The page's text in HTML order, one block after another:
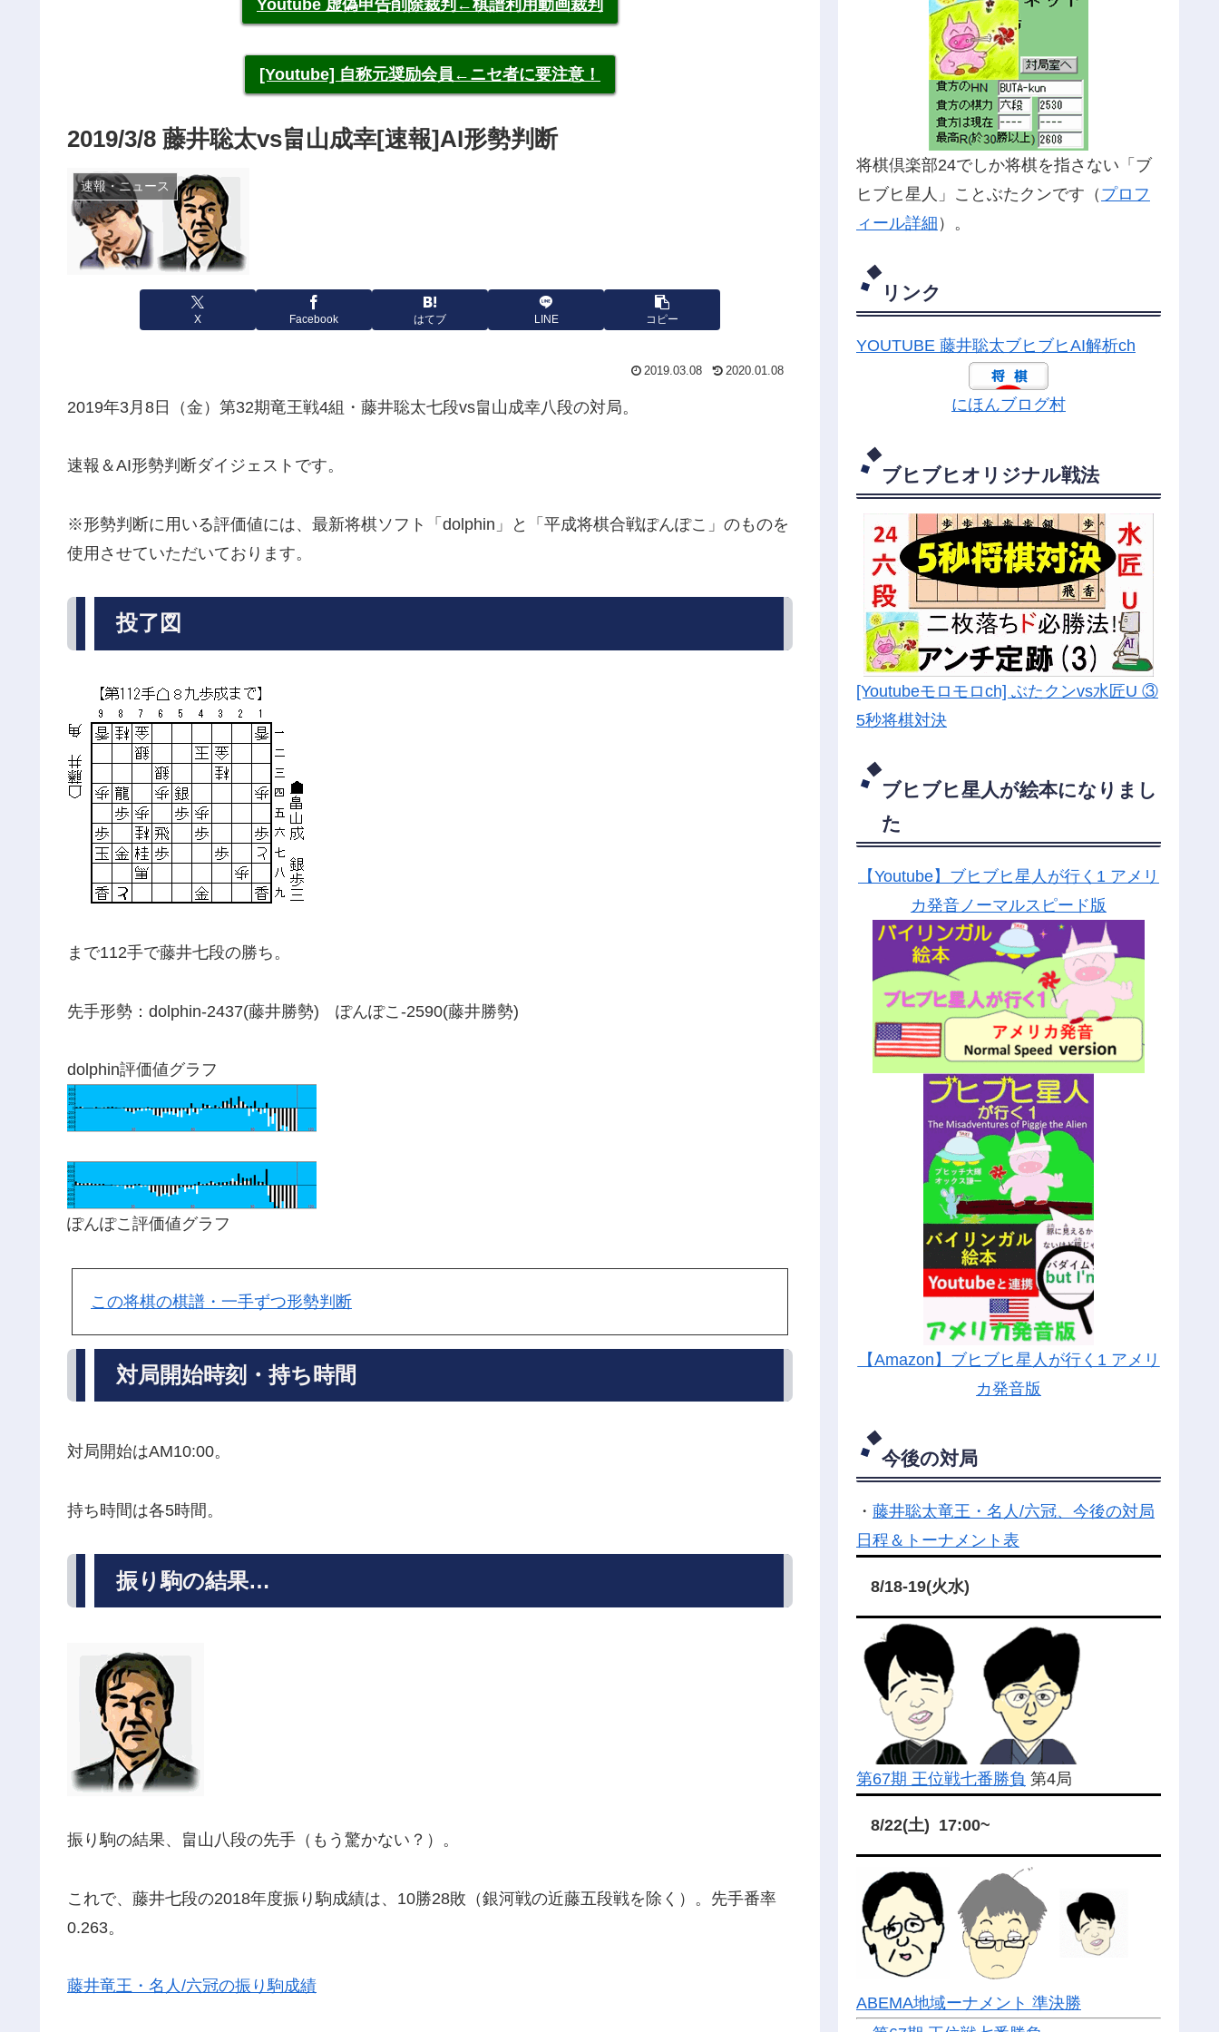
Youtube 虚偽申告削除裁判←棋譜利用動画裁判
[Youtube] 自称元奨励会員←ニセ者に要注意！
2019/3/8 藤井聡太vs畠山成幸[速報]AI形勢判断
速報・ニュース
X Facebook はてブ LINE コピー
2019.03.08 2020.01.08
2019年3月8日（金）第32期竜王戦4組・藤井聡太七段vs畠山成幸八段の対局。
速報＆AI形勢判断ダイジェストです。
※形勢判断に用いる評価値には、最新将棋ソフト「dolphin」と「平成将棋合戦ぽんぽこ」のものを
使用させていただいております。
投了図
まで112手で藤井七段の勝ち。
先手形勢：dolphin-2437(藤井勝勢) ぽんぽこ-2590(藤井勝勢)
dolphin評価値グラフ
ぽんぽこ評価値グラフ
この将棋の棋譜・一手ずつ形勢判断
対局開始時刻・持ち時間
対局開始はAM10:00。
持ち時間は各5時間。
振り駒の結果…
振り駒の結果、畠山八段の先手（もう驚かない？）。
これで、藤井七段の2018年度振り駒成績は、10勝28敗（銀河戦の近藤五段戦を除く）。先手番率
0.263。
藤井竜王・名人/六冠の振り駒成績
将棋倶楽部24でしか将棋を指さない「ブ
ヒブヒ星人」ことぶたクンです（ プロフ
ィール詳細 ）。
リンク
YOUTUBE 藤井聡太ブヒブヒAI解析ch
にほんブログ村
ブヒブヒオリジナル戦法
[Youtubeモロモロch] ぶたクンvs水匠U ③
5秒将棋対決
ブヒブヒ星人が絵本になりまし
た
【Youtube】ブヒブヒ星人が行く1 アメリ
カ発音ノーマルスピード版
【Amazon】ブヒブヒ星人が行く1 アメリ
カ発音版
今後の対局
・ 藤井聡太竜王・名人/六冠、今後の対局
日程＆トーナメント表
8/18-19(火水)
第67期 王位戦七番勝負 第4局
8/22(土) 17:00~
ABEMA地域ーナメント 準決勝